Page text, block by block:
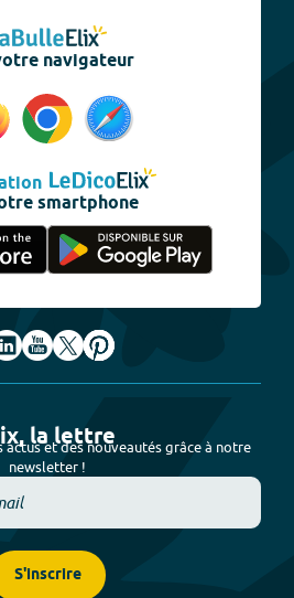
navigateur
smartphone
la lettre
actus et des nouveautés grâce à notre
newsletter !
S'inscrire